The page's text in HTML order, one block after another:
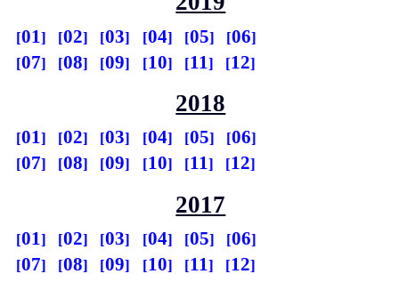
01 02 03 04 05
06
07
08 09 10 11 12
2018
01 02 03 04 05
06
07
08 09 10 11 12
2017
01 02 03 04 05
06
07
08 09 10 11 12